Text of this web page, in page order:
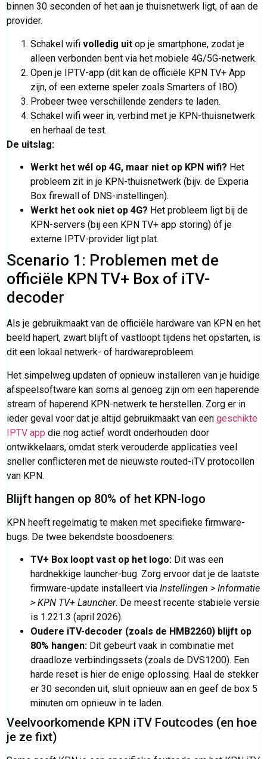
binnen 30 seconden of het aan je thuisnetwerk ligt, of aan de
provider.
Schakel wifi volledig uit op je smartphone, zodat je
alleen verbonden bent via het mobiele 4G/5G-netwerk.
Open je IPTV-app (dit kan de officiële KPN TV+ App
zijn, of een externe speler zoals Smarters of IBO).
Probeer twee verschillende zenders te laden.
Schakel wifi weer in, verbind met je KPN-thuisnetwerk
en herhaal de test.
De uitslag:
Werkt het wél op 4G, maar niet op KPN wifi? Het
probleem zit in je KPN-thuisnetwerk (bijv. de Experia
Box firewall of DNS-instellingen).
Werkt het ook niet op 4G? Het probleem ligt bij de
KPN-servers (bij een KPN TV+ app storing) óf je
externe IPTV-provider ligt plat.
Scenario 1: Problemen met de
officiële KPN TV+ Box of iTV-
decoder
Als je gebruikmaakt van de officiële hardware van KPN en het
beeld hapert, zwart blijft of vastloopt tijdens het opstarten, is
dit een lokaal netwerk- of hardwareprobleem.
Het simpelweg updaten of opnieuw installeren van je huidige
afspeelsoftware kan soms al genoeg zijn om een haperende
stream of haperend KPN-netwerk te herstellen. Zorg er in
ieder geval voor dat je altijd gebruikmaakt van een geschikte
IPTV app die nog actief wordt onderhouden door
ontwikkelaars, omdat sterk verouderde applicaties veel
sneller conflicteren met de nieuwste routed-iTV protocollen
van KPN.
Blijft hangen op 80% of het KPN-logo
KPN heeft regelmatig te maken met specifieke firmware-
bugs. De twee bekendste boosdoeners:
TV+ Box loopt vast op het logo: Dit was een
hardnekkige launcher-bug. Zorg ervoor dat je de laatste
firmware-update installeert via Instellingen > Informatie
> KPN TV+ Launcher. De meest recente stabiele versie
is 1.221.3 (april 2026).
Oudere iTV-decoder (zoals de HMB2260) blijft op
80% hangen: Dit gebeurt vaak in combinatie met
draadloze verbindingssets (zoals de DVS1200). Een
harde reset is hier de enige oplossing. Haal de stekker
er 30 seconden uit, sluit opnieuw aan en geef de box 5
minuten om opnieuw in te laden.
Veelvoorkomende KPN iTV Foutcodes (en hoe
je ze fixt)